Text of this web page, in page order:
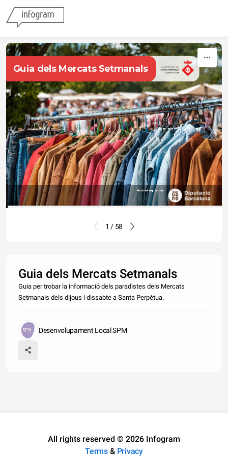
Guia dels Mercats Setmanals
Amb el suport de:
1 / 58
Guia dels Mercats Setmanals
Guia per trobar la informació dels paradistes dels Mercats
Setmanals dels dijous i dissabte a Santa Perpètua.
Desenvolupament Local SPM
All rights reserved © 2026 Infogram
Terms& Privacy